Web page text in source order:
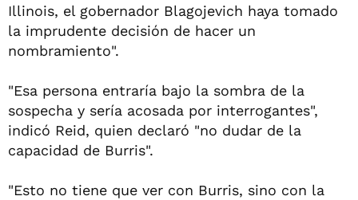
Illinois, el gobernador Blagojevich haya tomado
la imprudente decisión de hacer un
nombramiento".
"Esa persona entraría bajo la sombra de la
sospecha y sería acosada por interrogantes",
indicó Reid, quien declaró "no dudar de la
capacidad de Burris".
"Esto no tiene que ver con Burris, sino con la